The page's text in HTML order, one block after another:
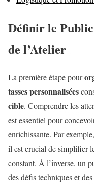
Définir le
de l’Atelier
La première étape pour
tasses personnalisées
cible. Comprendre les
est essentiel pour
enrichissante. Par
il est crucial de simplifier
constant. À l’inverse, un
des défis techniques et